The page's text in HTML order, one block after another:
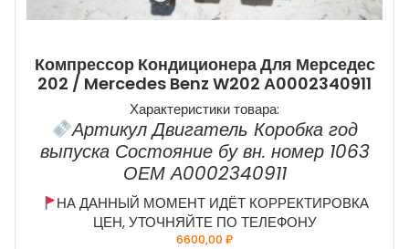
Компрессор Кондиционера Для Мерседес
202 / Mercedes Benz W202 А0002340911
Характеристики товара:
Артикул Двигатель Коробка год
выпуска Состояние бу вн. номер 1063
ОЕМ А0002340911
НА ДАННЫЙ МОМЕНТ ИДЁТ КОРРЕКТИРОВКА
ЦЕН, УТОЧНЯЙТЕ ПО ТЕЛЕФОНУ
6600,00₽